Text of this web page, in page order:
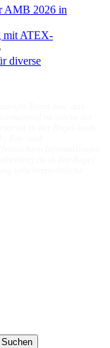
AMB 2026 in
mit ATEX-
diverse